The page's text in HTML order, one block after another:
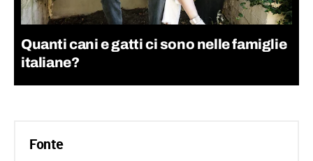
Quanti cani e gatti ci sono nelle famiglie
italiane?
Fonte